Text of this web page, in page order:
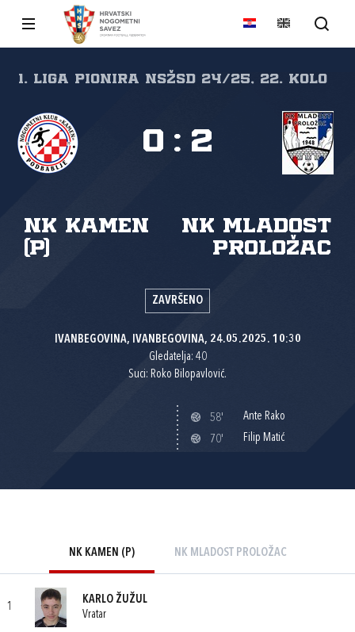
1. liga pionira NSŽSD 24/25, 22. kolo
NK Kamen
(P)
NK Mladost
Proložac
0 : 2
ZAVRŠENO
IVANBEGOVINA, IVANBEGOVINA, 24.05.2025. 10:30
Gledatelja: 40
Suci: Roko Bilopavlović.
58'
Ante Rako
70'
Filip Matić
NK KAMEN (P) NK MLADOST PROLOŽAC
1
KARLO ŽUŽUL
Vratar